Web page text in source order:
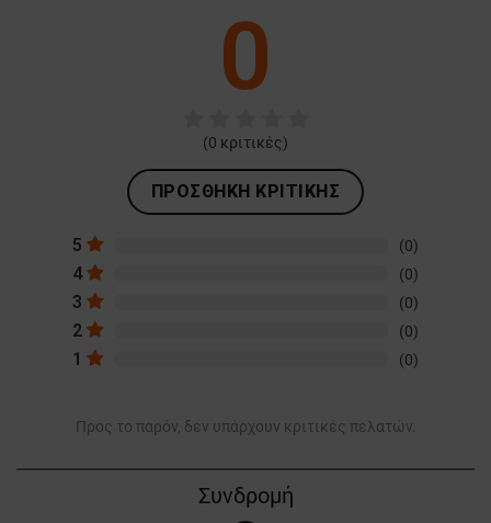
0
(0 κριτικές)
ΠΡΟΣΘΉΚΗ ΚΡΙΤΙΚΉΣ
5 (0)
4 (0)
3 (0)
2 (0)
1 (0)
Προς το παρόν, δεν υπάρχουν κριτικές πελατών.
Συνδρομή